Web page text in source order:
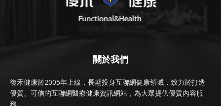
關於我們
復禾健康於2005年上線，長期投身互聯網健康領域，致力於打造
優質、可信的互聯網醫療健康資訊網站，為大眾提供優質內容服
務。